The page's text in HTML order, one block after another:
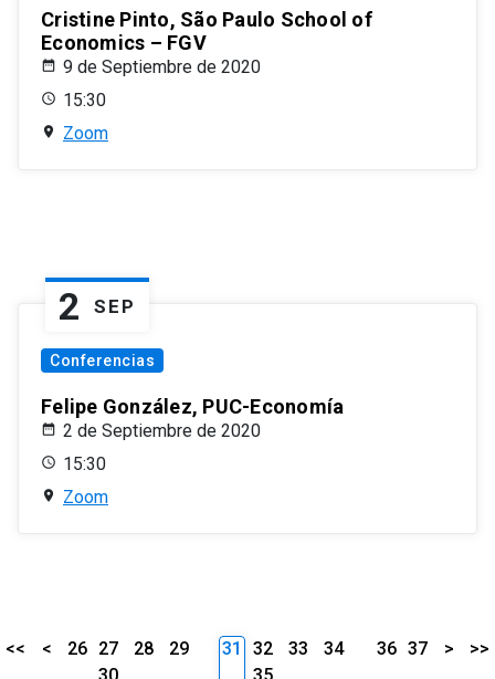
Cristine Pinto, São Paulo School of
Economics – FGV
9 de Septiembre de 2020
15:30
Zoom
2 SEP
Conferencias
Felipe González, PUC-Economía
2 de Septiembre de 2020
15:30
Zoom
<< < 26 27 28
29
31 32 33
34
36 37 > >>